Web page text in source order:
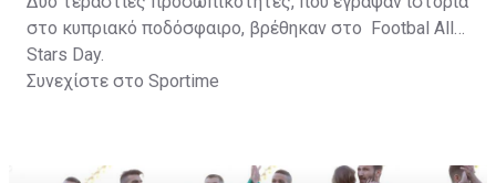
στο κυπριακό ποδόσφαιρο, βρέθηκαν στο Footbal All
Stars Day.
Συνεχίστε στο Sportime